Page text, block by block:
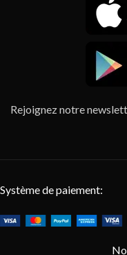
Rejoignez notre
Système de paiement: